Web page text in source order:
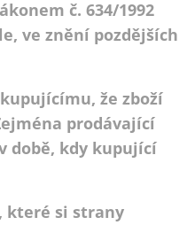
č. 634/1992
ve znění pozdějších
že zboží
prodávající
době, kdy kupující
které si strany